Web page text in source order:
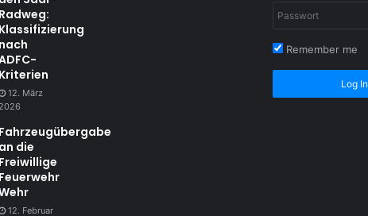
Radweg:
Klassifizierung
nach
Kriterien
12. März
2026
Fahrzeugübergabe
an die
Freiwillige
Feuerwehr
12. Februar
Remember me
Log In